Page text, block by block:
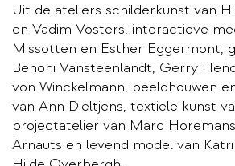
Uit de ateliers schilderkunst van
en Vadim Vosters, interactieve
Missotten en Esther Eggermont,
Benoni Vansteenlandt, Gerry
von Winckelmann, beeldhouwen
van Ann Dieltjens, textiele kunst
projectatelier van Marc
Arnauts en levend model van